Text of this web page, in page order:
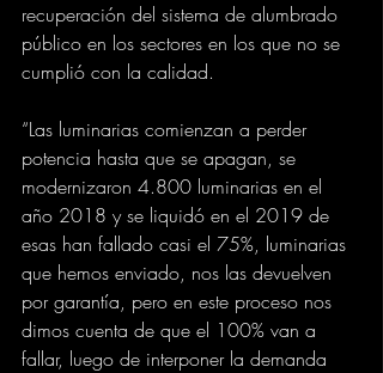
recuperación del sistema de alumbrado
público en los sectores en los que no se
cumplió con la calidad.
“Las luminarias comienzan a perder
potencia hasta que se apagan, se
modernizaron 4.800 luminarias en el
año 2018 y se liquidó en el 2019 de
esas han fallado casi el 75%, luminarias
que hemos enviado, nos las devuelven
por garantía, pero en este proceso nos
dimos cuenta de que el 100% van a
fallar, luego de interponer la demanda